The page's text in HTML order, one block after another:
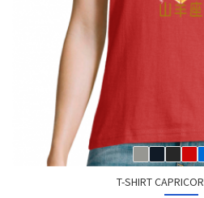
T-SHIRT